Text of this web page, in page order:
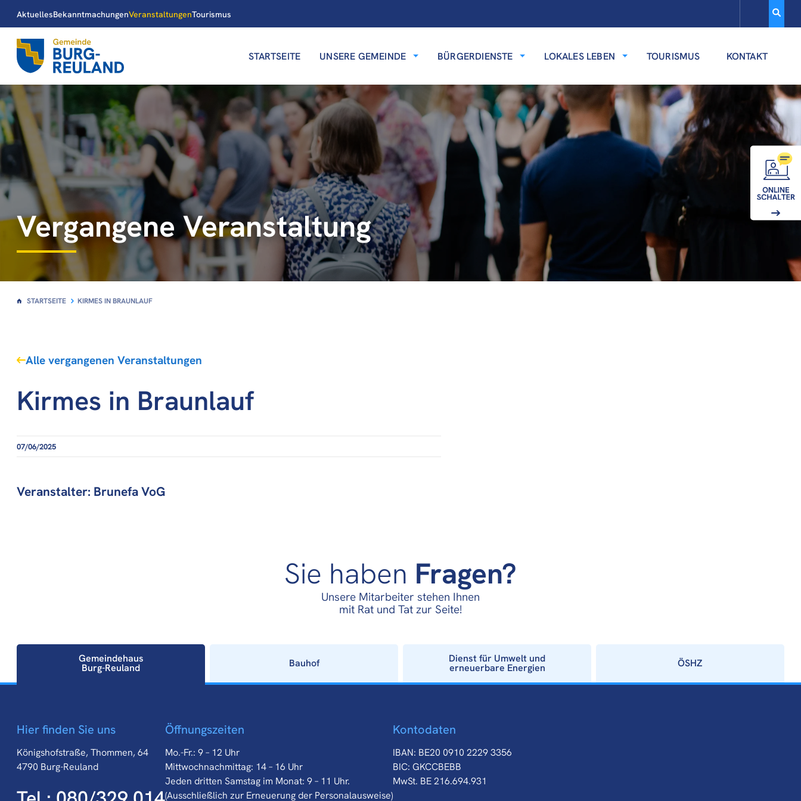
AktuellesBekanntmachungenVeranstaltungenTourismus
STARTSEITE UNSERE GEMEINDE BÜRGERDIENSTE LOKALES LEBEN TOURISMUS KONTAKT
Vergangene Veranstaltung
STARTSEITE KIRMES IN BRAUNLAUF
Alle vergangenen Veranstaltungen
Kirmes in Braunlauf
07/06/2025
Veranstalter: Brunefa VoG
Sie haben Fragen?
Unsere Mitarbeiter stehen Ihnen
mit Rat und Tat zur Seite!
Gemeindehaus
Burg-Reuland Bauhof Dienst für Umwelt und
erneuerbare Energien ÖSHZ
Gemeindehaus
Burg-Reuland
Hier finden Sie uns
Königshofstraße, Thommen, 64
4790 Burg-Reuland
Öffnungszeiten
Mo.-Fr.: 9 – 12 Uhr
Mittwochnachmittag: 14 – 16 Uhr
Jeden dritten Samstag im Monat: 9 – 11 Uhr.
(Ausschließlich zur Erneuerung der Personalausweise)
Kontodaten
IBAN: BE20 0910 2229 3356
BIC: GKCCBEBB
MwSt. BE 216.694.931